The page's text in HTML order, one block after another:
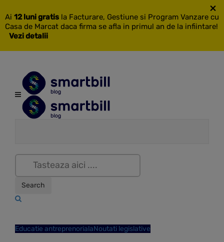
Ai 12 luni gratis la Facturare, Gestiune si Program Vanzare cu
Casa de Marcat daca firma se afla in primul an de la infiintare!
Vezi detalii
×
Educatie antreprenorialaNoutati legislative